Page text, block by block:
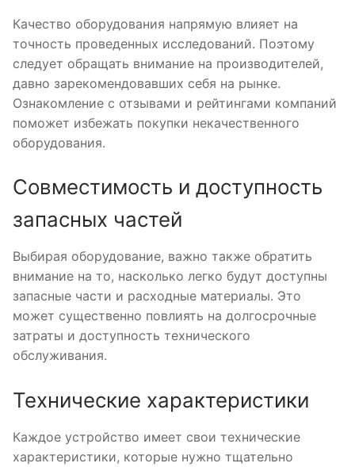
Качество оборудования напрямую влияет на
точность проведенных исследований. Поэтому
следует обращать внимание на производителей,
давно зарекомендовавших себя на рынке.
Ознакомление с отзывами и рейтингами компаний
поможет избежать покупки некачественного
оборудования.
Совместимость и доступность
запасных частей
Выбирая оборудование, важно также обратить
внимание на то, насколько легко будут доступны
запасные части и расходные материалы. Это
может существенно повлиять на долгосрочные
затраты и доступность технического
обслуживания.
Технические характеристики
Каждое устройство имеет свои технические
характеристики, которые нужно тщательно